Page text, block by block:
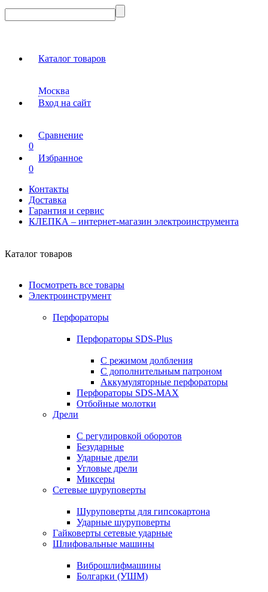
Каталог товаров
Москва
Вход на сайт
Сравнение
0
Избранное
0
Контакты
Доставка
Гарантия и сервис
КЛЕПКА – интернет-магазин электроинструмента
Каталог товаров
Посмотреть все товары
Электроинструмент
Перфораторы
Перфораторы SDS-Plus
С режимом долбления
С дополнительным патроном
Аккумуляторные перфораторы
Перфораторы SDS-MAX
Отбойные молотки
Дрели
С регулировкой оборотов
Безударные
Ударные дрели
Угловые дрели
Миксеры
Сетевые шуруповерты
Шуруповерты для гипсокартона
Ударные шуруповерты
Гайковерты сетевые ударные
Шлифовальные машины
Виброшлифмашины
Болгарки (УШМ)